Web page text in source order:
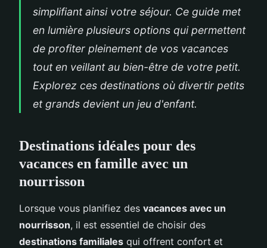
simplifiant ainsi votre séjour. Ce guide met
en lumière plusieurs options qui permettent
de profiter pleinement de vos vacances
tout en veillant au bien-être de votre petit.
Explorez ces destinations où divertir petits
et grands devient un jeu d'enfant.
Destinations idéales pour des
vacances en famille avec un
nourrisson
Lorsque vous planifiez des vacances avec un
nourrisson, il est essentiel de choisir des
destinations familiales qui offrent confort et